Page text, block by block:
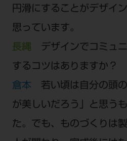
円滑にすることがデザイ
思っています。
長縄 デザインでコミュ
するコツはありますか？
倉本 若い頃は自分の頭
が美しいだろう」と思う
た。でも、ものづくりは